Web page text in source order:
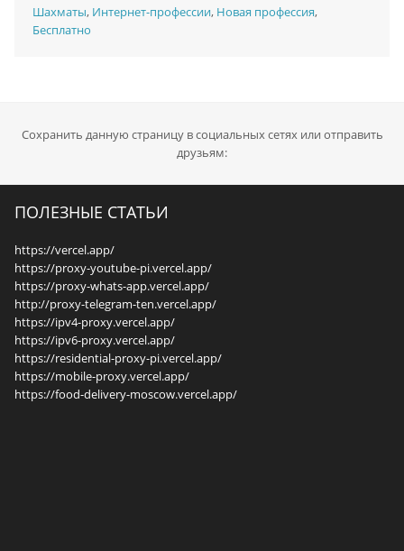
Шахматы, Интернет-профессии, Новая профессия,
Бесплатно
Сохранить данную страницу в социальных сетях или отправить
друзьям:
ПОЛЕЗНЫЕ СТАТЬИ
https://vercel.app/
https://proxy-youtube-pi.vercel.app/
https://proxy-whats-app.vercel.app/
http://proxy-telegram-ten.vercel.app/
https://ipv4-proxy.vercel.app/
https://ipv6-proxy.vercel.app/
https://residential-proxy-pi.vercel.app/
https://mobile-proxy.vercel.app/
https://food-delivery-moscow.vercel.app/